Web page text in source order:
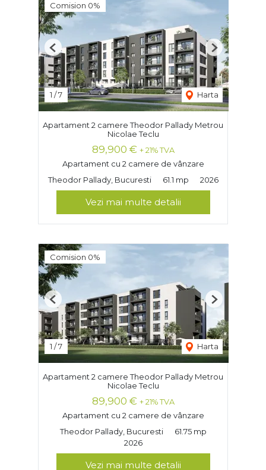
Comision 0%
1 /7 Harta
Previous Next
Apartament 2 camere Theodor Pallady Metrou
Nicolae Teclu
89,900 € + 21% TVA
Apartament cu 2 camere de vânzare
Theodor Pallady, Bucuresti
61.1 mp 2026
Vezi mai multe detalii
Comision 0%
1 /7 Harta
Previous Next
Apartament 2 camere Theodor Pallady Metrou
Nicolae Teclu
89,900 € + 21% TVA
Apartament cu 2 camere de vânzare
Theodor Pallady, Bucuresti
61.75 mp
2026
Vezi mai multe detalii